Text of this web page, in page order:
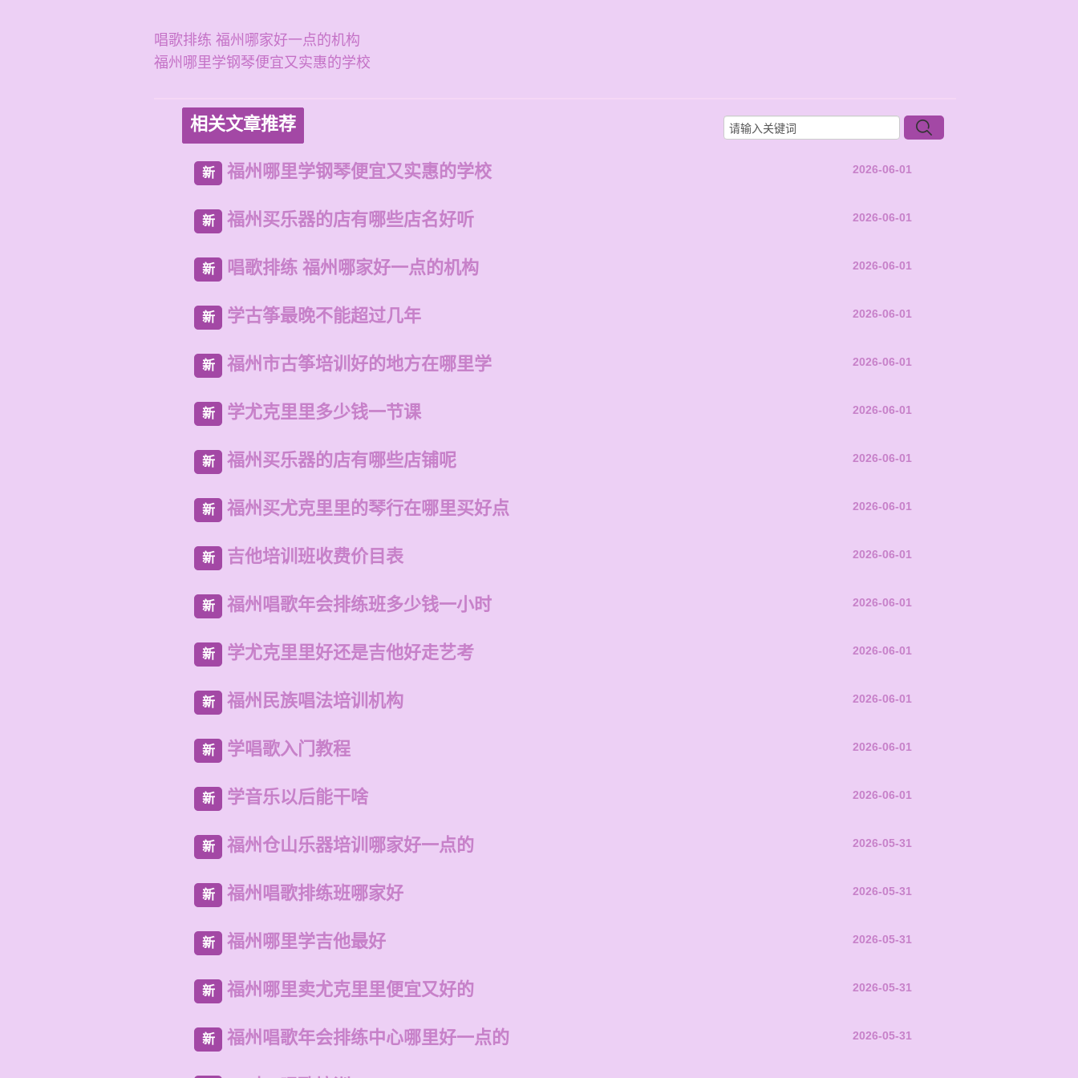
唱歌排练 福州哪家好一点的机构
福州哪里学钢琴便宜又实惠的学校
相关文章推荐
新 福州哪里学钢琴便宜又实惠的学校 2026-06-01
新 福州买乐器的店有哪些店名好听 2026-06-01
新 唱歌排练 福州哪家好一点的机构 2026-06-01
新 学古筝最晚不能超过几年 2026-06-01
新 福州市古筝培训好的地方在哪里学 2026-06-01
新 学尤克里里多少钱一节课 2026-06-01
新 福州买乐器的店有哪些店铺呢 2026-06-01
新 福州买尤克里里的琴行在哪里买好点 2026-06-01
新 吉他培训班收费价目表 2026-06-01
新 福州唱歌年会排练班多少钱一小时 2026-06-01
新 学尤克里里好还是吉他好走艺考 2026-06-01
新 福州民族唱法培训机构 2026-06-01
新 学唱歌入门教程 2026-06-01
新 学音乐以后能干啥 2026-06-01
新 福州仓山乐器培训哪家好一点的 2026-05-31
新 福州唱歌排练班哪家好 2026-05-31
新 福州哪里学吉他最好 2026-05-31
新 福州哪里卖尤克里里便宜又好的 2026-05-31
新 福州唱歌年会排练中心哪里好一点的 2026-05-31